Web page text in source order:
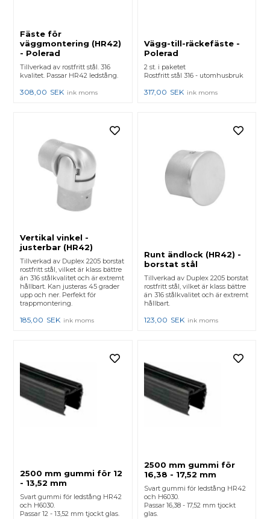
Fäste för
väggmontering (HR42)
- Polerad
Tillverkad av rostfritt stål. 316
kvalitet. Passar HR42 ledstång.
308,00 SEK ink moms
Vägg-till-räckefäste -
Polerad
2 st. i paketet
Rostfritt stål 316 - utomhusbruk
317,00 SEK ink moms
Vertikal vinkel -
justerbar (HR42)
Tillverkad av Duplex 2205 borstat
rostfritt stål, vilket är klass bättre
än 316 stålkvalitet och är extremt
hållbart. Kan justeras 45 grader
upp och ner. Perfekt för
trappmontering.
185,00 SEK ink moms
Runt ändlock (HR42) -
borstat stål
Tillverkad av Duplex 2205 borstat
rostfritt stål, vilket är klass bättre
än 316 stålkvalitet och är extremt
hållbart.
123,00 SEK ink moms
2500 mm gummi för 12
- 13,52 mm
Svart gummi för ledstång HR42
och H6030.
Passar 12 - 13,52 mm tjockt glas.
2500 mm gummi för
16,38 - 17,52 mm
Svart gummi för ledstång HR42
och H6030.
Passar 16,38 - 17,52 mm tjockt
glas.